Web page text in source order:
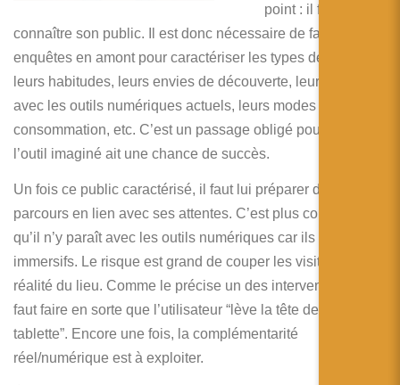
point : il faut (bien)
connaître son public. Il est donc nécessaire de faire des
enquêtes en amont pour caractériser les types de visiteurs,
leurs habitudes, leurs envies de découverte, leurs liens
avec les outils numériques actuels, leurs modes de
consommation, etc. C’est un passage obligé pour que
l’outil imaginé ait une chance de succès.
Un fois ce public caractérisé, il faut lui préparer des
parcours en lien avec ses attentes. C’est plus complexe
qu’il n’y paraît avec les outils numériques car ils sont
immersifs. Le risque est grand de couper les visiteurs de la
réalité du lieu. Comme le précise un des intervenants, il
faut faire en sorte que l’utilisateur “lève la tête de la
tablette”. Encore une fois, la complémentarité
réel/numérique est à exploiter.